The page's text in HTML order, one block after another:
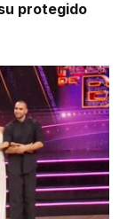
protegido